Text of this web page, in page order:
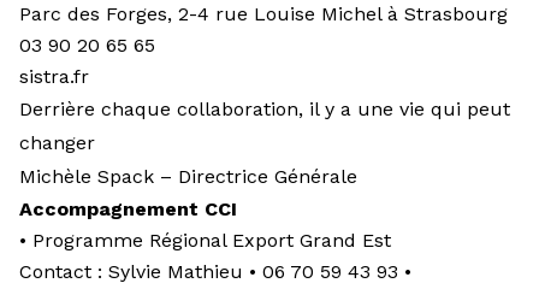
Parc des Forges, 2-4 rue Louise Michel à Strasbourg
03 90 20 65 65
sistra.fr
Derrière chaque collaboration, il y a une vie qui peut
changer
Michèle Spack – Directrice Générale
Accompagnement CCI
• Programme Régional Export Grand Est
Contact : Sylvie Mathieu • 06 70 59 43 93 •